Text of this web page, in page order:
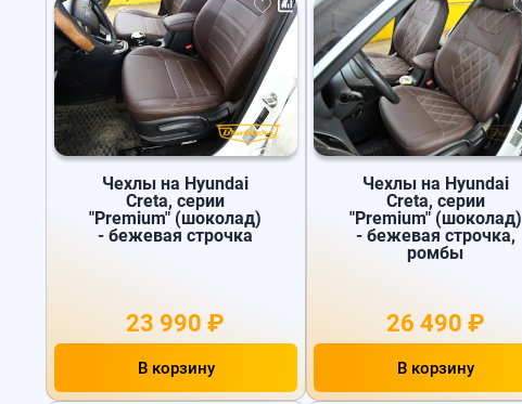
Чехлы на Hyundai
Creta, серии
"Premium" (шоколад)
- бежевая строчка
23 990 ₽
В корзину
Чехлы на Hyundai
Creta, серии
"Premium" (шоколад)
- бежевая строчка,
ромбы
26 490 ₽
В корзину